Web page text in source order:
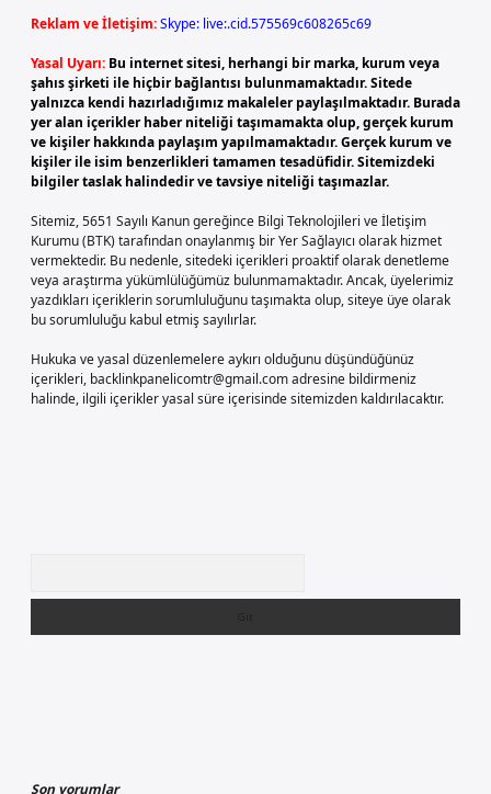
Reklam ve İletişim:Skype: live:.cid.575569c608265c69
Yasal Uyarı: Bu internet sitesi, herhangi bir marka, kurum veya
şahıs şirketi ile hiçbir bağlantısı bulunmamaktadır. Sitede
yalnızca kendi hazırladığımız makaleler paylaşılmaktadır. Burada
yer alan içerikler haber niteliği taşımamakta olup, gerçek kurum
ve kişiler hakkında paylaşım yapılmamaktadır. Gerçek kurum ve
kişiler ile isim benzerlikleri tamamen tesadüfidir. Sitemizdeki
bilgiler taslak halindedir ve tavsiye niteliği taşımazlar.
Sitemiz, 5651 Sayılı Kanun gereğince Bilgi Teknolojileri ve İletişim
Kurumu (BTK) tarafından onaylanmış bir Yer Sağlayıcı olarak hizmet
vermektedir. Bu nedenle, sitedeki içerikleri proaktif olarak denetleme
veya araştırma yükümlülüğümüz bulunmamaktadır. Ancak, üyelerimiz
yazdıkları içeriklerin sorumluluğunu taşımakta olup, siteye üye olarak
bu sorumluluğu kabul etmiş sayılırlar.
Hukuka ve yasal düzenlemelere aykırı olduğunu düşündüğünüz
içerikleri, backlinkpanelicomtr@gmail.comadresine bildirmeniz
halinde, ilgili içerikler yasal süre içerisinde sitemizden kaldırılacaktır.
Son yorumlar